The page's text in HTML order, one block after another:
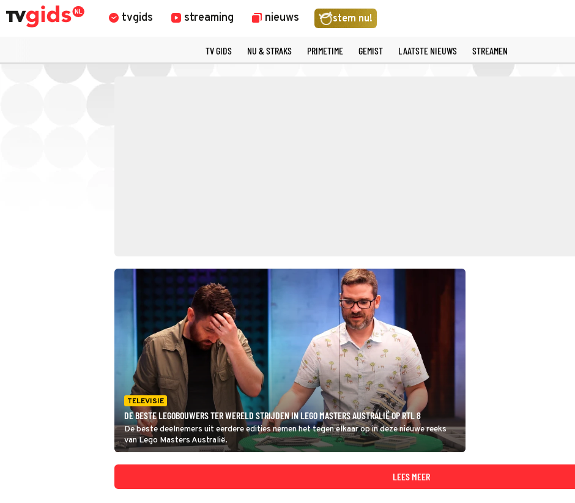
tvgids streaming nieuws stem nu!
TV GIDS NU & STRAKS PRIMETIME GEMIST LAATSTE NIEUWS STREAMEN
TELEVISIE
DE BESTE LEGOBOUWERS TER WERELD STRIJDEN IN LEGO MASTERS AUSTRALIË OP RTL 8
De beste deelnemers uit eerdere edities nemen het tegen elkaar op in deze nieuwe reeks
van Lego Masters Australië.
LEES MEER